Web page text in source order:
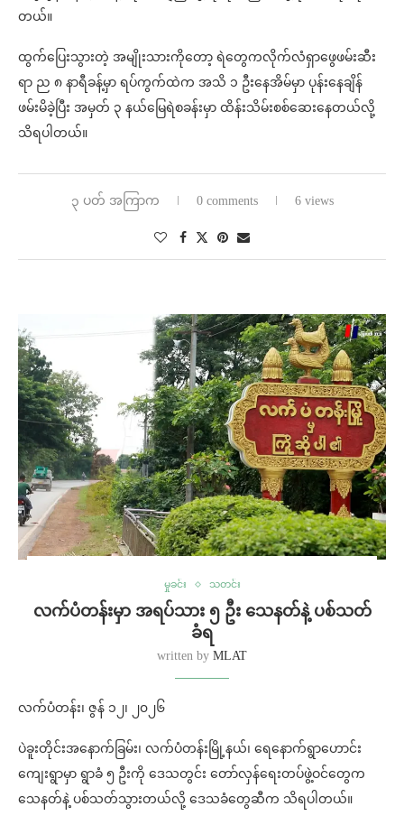
တယ်။
ထွက်ပြေးသွားတဲ့ အမျိုးသားကိုတော့ ရဲတွေကလိုက်လံရှာဖွေဖမ်းဆီး
ရာ ည ၈ နာရီခန့်မှာ ရပ်ကွက်ထဲက အသိ ၁ ဦးနေအိမ်မှာ ပုန်းနေချိန်
ဖမ်းမိခဲ့ပြီး အမှတ် ၃ နယ်မြေရဲစခန်းမှာ ထိန်းသိမ်းစစ်ဆေးနေတယ်လို့
သိရပါတယ်။
၃ ပတ် အကြာက 0 comments 6 views
မှုခင်း သတင်း
လက်ပံတန်းမှာ အရပ်သား ၅ ဦး သေနတ်နဲ့ ပစ်သတ်
ခံရ
written by MLAT
လက်ပံတန်း၊ ဇွန် ၁၂၊ ၂၀၂၆
ပဲခူးတိုင်းအနောက်ခြမ်း၊ လက်ပံတန်းမြို့နယ်၊ ရေနောက်ရွာဟောင်း
ကျေးရွာမှာ ရွာခံ ၅ ဦးကို ဒေသတွင်း တော်လှန်ရေးတပ်ဖွဲ့ဝင်တွေက
သေနတ်နဲ့ ပစ်သတ်သွားတယ်လို့ ​ဒေသခံတွေဆီက သိရပါတယ်။